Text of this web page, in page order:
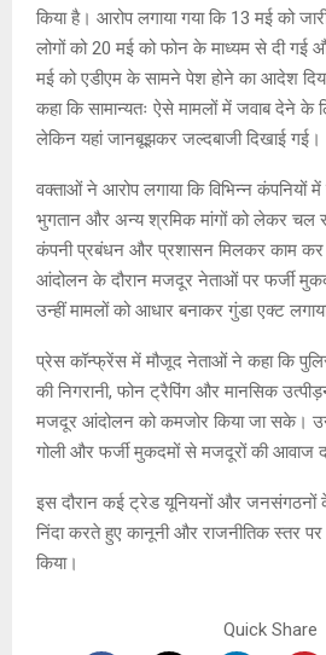
किया है। आरोप लगाया गया कि 13 मई को
लोगों को 20 मई को फोन के माध्यम से दी गई
मई को एडीएम के सामने पेश होने का आदेश
कहा कि सामान्यतः ऐसे मामलों में जवाब देने के
लेकिन यहां जानबूझकर जल्दबाजी दिखाई गई।
वक्ताओं ने आरोप लगाया कि विभिन्न कंपनियों
भुगतान और अन्य श्रमिक मांगों को लेकर चल
कंपनी प्रबंधन और प्रशासन मिलकर काम कर
आंदोलन के दौरान मजदूर नेताओं पर फर्जी
उन्हीं मामलों को आधार बनाकर गुंडा एक्ट
प्रेस कॉन्फ्रेंस में मौजूद नेताओं ने कहा कि पुलिस
की निगरानी, फोन ट्रैपिंग और मानसिक
मजदूर आंदोलन को कमजोर किया जा सके।
गोली और फर्जी मुकदमों से मजदूरों की आवाज
इस दौरान कई ट्रेड यूनियनों और जनसंगठनों के
निंदा करते हुए कानूनी और राजनीतिक स्तर
किया।
Quick Share